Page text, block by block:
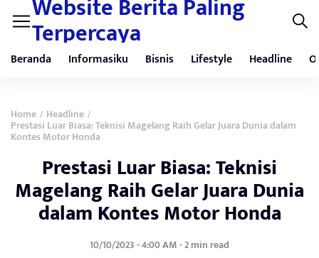
Website Berita Paling
Terpercaya
Beranda Informasiku Bisnis Lifestyle Headline
Home / Headline /
Prestasi Luar Biasa: Teknisi Magelang Raih Gelar Juara Dunia dalam
Kontes Motor Honda
Prestasi Luar Biasa: Teknisi
Magelang Raih Gelar Juara Dunia
dalam Kontes Motor Honda
10/10/2023 - 4:00 AM - 2 min read